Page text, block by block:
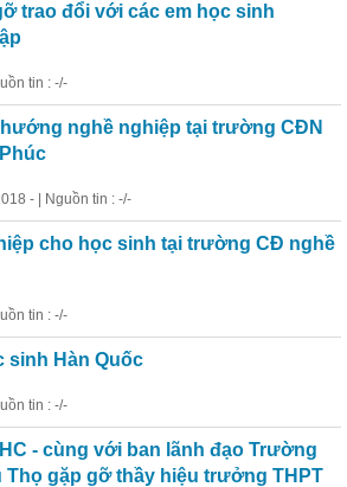
trao đổi với các em học sinh
tin : -/-
nghề nghiệp tại trường CĐN
- | Nguồn tin : -/-
cho học sinh tại trường CĐ nghề
tin : -/-
sinh Hàn Quốc
tin : -/-
- cùng với ban lãnh đạo Trường
Thọ gặp gỡ thầy hiệu trưởng THPT